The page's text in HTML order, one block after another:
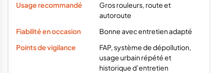
Gros rouleurs, route et
autoroute
Bonne avec entretien adapté
FAP, système de dépollution,
usage urbain répété et
historique d’entretien